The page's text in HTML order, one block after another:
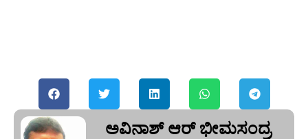
ಅವಿನಾಶ್‌ ಆರ್‌ ಭೀಮಸಂದ್ರ